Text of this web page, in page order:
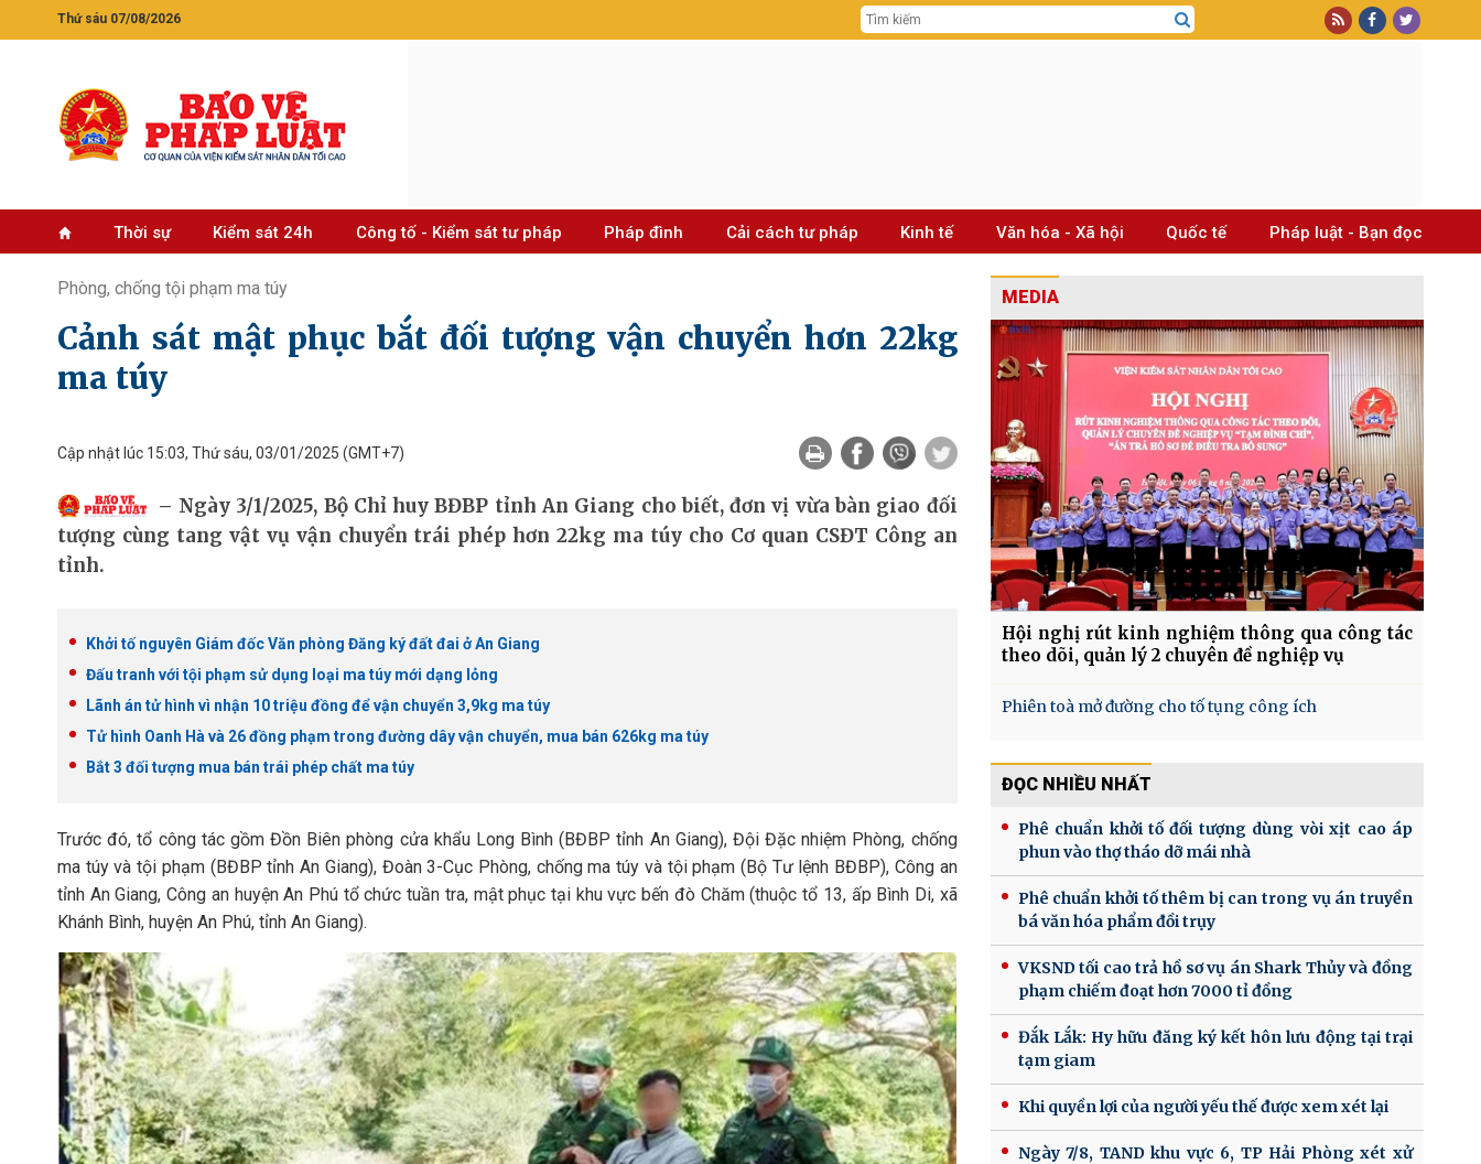
Thứ sáu 07/08/2026
Thời sự Kiểm sát 24h Công tố - Kiểm sát tư pháp Pháp đình Cải cách tư pháp Kinh tế Văn hóa - Xã hội Quốc tế Pháp luật - Bạn đọc
Phòng, chống tội phạm ma túy
Cảnh sát mật phục bắt đối tượng vận chuyển hơn 22kg
ma túy
Cập nhật lúc 15:03, Thứ sáu, 03/01/2025 (GMT+7)
Ngày 3/1/2025, Bộ Chỉ huy BĐBP tỉnh An Giang cho biết, đơn vị vừa bàn giao đối
tượng cùng tang vật vụ vận chuyển trái phép hơn 22kg ma túy cho Cơ quan CSĐT Công an
tỉnh.
Khởi tố nguyên Giám đốc Văn phòng Đăng ký đất đai ở An Giang
Đấu tranh với tội phạm sử dụng loại ma túy mới dạng lỏng
Lãnh án tử hình vì nhận 10 triệu đồng để vận chuyển 3,9kg ma túy
Tử hình Oanh Hà và 26 đồng phạm trong đường dây vận chuyển, mua bán 626kg ma túy
Bắt 3 đối tượng mua bán trái phép chất ma túy
Trước đó, tổ công tác gồm Đồn Biên phòng cửa khẩu Long Bình (BĐBP tỉnh An Giang), Đội Đặc nhiệm Phòng, chống
ma túy và tội phạm (BĐBP tỉnh An Giang), Đoàn 3-Cục Phòng, chống ma túy và tội phạm (Bộ Tư lệnh BĐBP), Công an
tỉnh An Giang, Công an huyện An Phú tổ chức tuần tra, mật phục tại khu vực bến đò Chăm (thuộc tổ 13, ấp Bình Di, xã
Khánh Bình, huyện An Phú, tỉnh An Giang).
MEDIA
Hội nghị rút kinh nghiệm thông qua công tác
theo dõi, quản lý 2 chuyên đề nghiệp vụ
Phiên toà mở đường cho tố tụng công ích
ĐỌC NHIỀU NHẤT
Phê chuẩn khởi tố đối tượng dùng vòi xịt cao áp
phun vào thợ tháo dỡ mái nhà
Phê chuẩn khởi tố thêm bị can trong vụ án truyền
bá văn hóa phẩm đồi trụy
VKSND tối cao trả hồ sơ vụ án Shark Thủy và đồng
phạm chiếm đoạt hơn 7000 tỉ đồng
Đắk Lắk: Hy hữu đăng ký kết hôn lưu động tại trại
tạm giam
Khi quyền lợi của người yếu thế được xem xét lại
Ngày 7/8, TAND khu vực 6, TP Hải Phòng xét xử